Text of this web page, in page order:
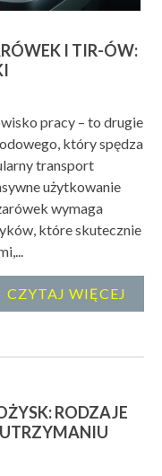
I TIR-ÓW:
pracy – to drugie
który spędza
transport
użytkowanie
wymaga
które skutecznie
CZYTAJ WIĘCEJ
RODZAJE